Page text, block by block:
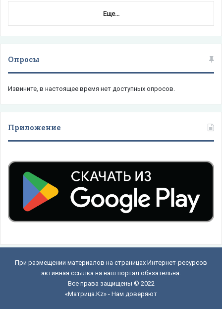
Еще...
Опросы
Извините, в настоящее время нет доступных опросов.
Приложение
При размещении материалов на страницах Интернет-ресурсов
активная ссылка на наш портал обязательна.
Все права защищены © 2022
«Матрица.Kz» - Нам доверяют